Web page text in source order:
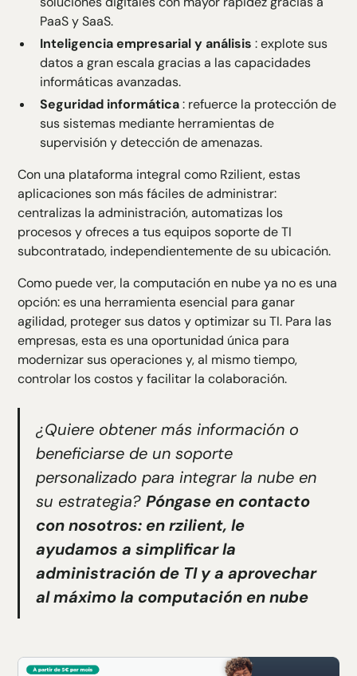
PaaS y SaaS.
Inteligencia empresarial y análisis : explote sus
datos a gran escala gracias a las capacidades
informáticas avanzadas.
Seguridad informática: refuerce la protección de
sus sistemas mediante herramientas de
supervisión y detección de amenazas.
Con una plataforma integral como Rzilient, estas
aplicaciones son más fáciles de administrar:
centralizas la administración, automatizas los
procesos y ofreces a tus equipos soporte de TI
subcontratado, independientemente de su ubicación.
Como puede ver, la computación en nube ya no es una
opción: es una herramienta esencial para ganar
agilidad, proteger sus datos y optimizar su TI. Para las
empresas, esta es una oportunidad única para
modernizar sus operaciones y, al mismo tiempo,
controlar los costos y facilitar la colaboración.
¿Quiere obtener más información o
beneficiarse de un soporte
personalizado para integrar la nube en
su estrategia?Póngase en contacto
con nosotros: en rzilient, le
ayudamos a simplificar la
administración de TI y a aprovechar
al máximo la computación en nube